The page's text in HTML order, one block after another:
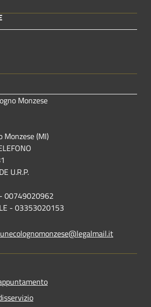
Monzese
Monzese (MI)
U.R.P.
- 00749020962
- 03353020153